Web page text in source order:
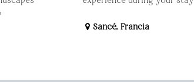
Sancé, Francia